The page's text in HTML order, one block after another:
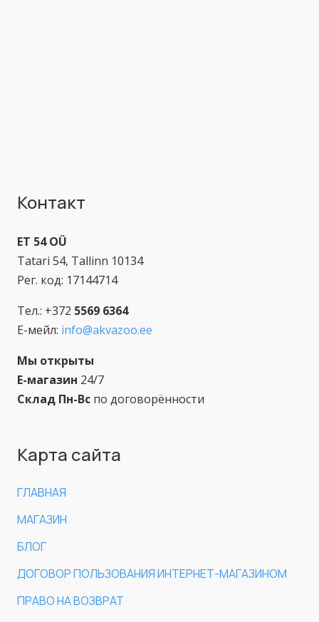
Контакт
ET 54 OÜ
Tatari 54, Tallinn 10134
Рег. код: 17144714
Тел.: +372 5569 6364
Е-мейл: info@akvazoo.ee
Мы открыты
Е-магазин 24/7
Склад Пн-Вс по договорённости
Карта сайта
ГЛАВНАЯ
МАГАЗИН
БЛОГ
ДОГОВОР ПОЛЬЗОВАНИЯ ИНТЕРНЕТ-МАГАЗИНОМ
ПРАВО НА ВОЗВРАТ